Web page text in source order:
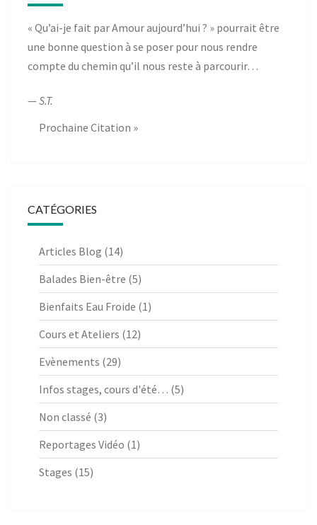
« Qu’ai-je fait par Amour aujourd’hui ? » pourrait être
une bonne question à se poser pour nous rendre
compte du chemin qu’il nous reste à parcourir…
— S.T.
Prochaine Citation »
CATÉGORIES
Articles Blog (14)
Balades Bien-être (5)
Bienfaits Eau Froide (1)
Cours et Ateliers (12)
Evènements (29)
Infos stages, cours d'été… (5)
Non classé (3)
Reportages Vidéo (1)
Stages (15)